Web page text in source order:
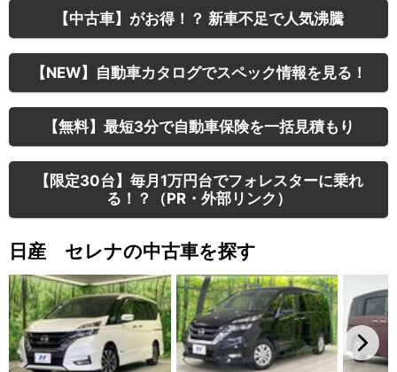
【中古車】がお得！？ 新車不足で人気沸騰
【NEW】自動車カタログでスペック情報を見る！
【無料】最短3分で自動車保険を一括見積もり
【限定30台】毎月1万円台でフォレスターに乗れ
る！？（PR・外部リンク）
日産 セレナの中古車を探す